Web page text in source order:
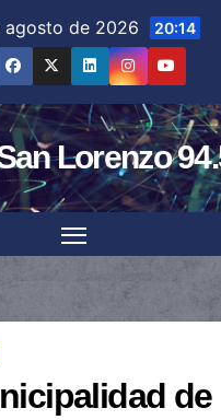
agosto de 2026 20:14
Lorenzo
de